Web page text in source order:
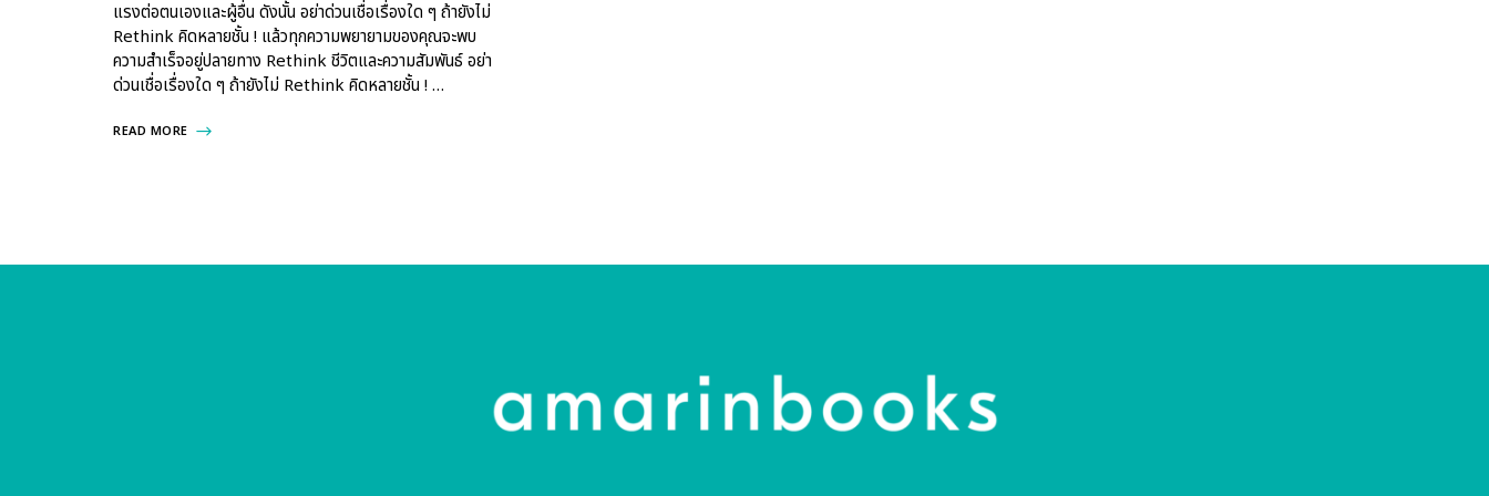
แรงต่อตนเองและผู้อื่น ดังนั้น อย่าด่วนเชื่อเรื่องใด ๆ ถ้ายังไม่
Rethink คิดหลายชั้น ! แล้วทุกความพยายามของคุณจะพบ
ความสำเร็จอยู่ปลายทาง Rethink ชีวิตและความสัมพันธ์ อย่า
ด่วนเชื่อเรื่องใด ๆ ถ้ายังไม่ Rethink คิดหลายชั้น ! …
READ MORE